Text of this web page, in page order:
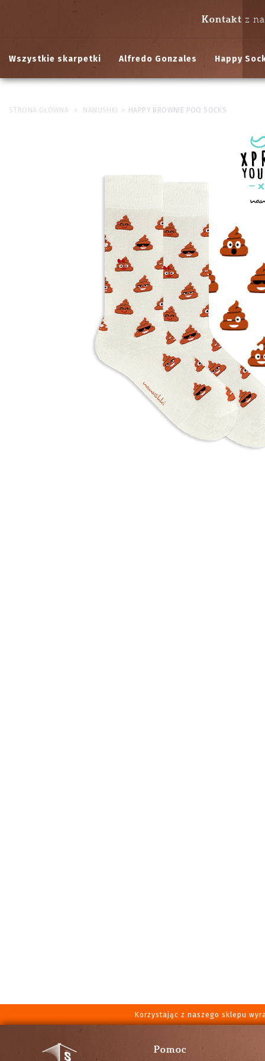
Kontakt z
Wszystkie skarpetki Alfredo Gonzales Happy
STRONA GŁÓWNA > NANUSHKI > HAPPY BROWNIE POO SOCKS
Korzystając z naszego sklepu
Pomoc